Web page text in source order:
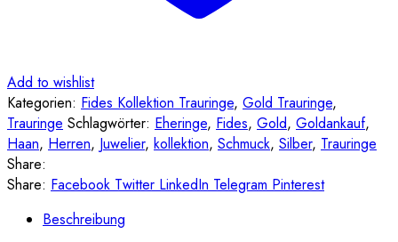
Add to wishlist
Kategorien: Fides Kollektion Trauringe, Gold Trauringe,
Trauringe Schlagwörter: Eheringe, Fides, Gold, Goldankauf,
Haan, Herren, Juwelier, kollektion, Schmuck, Silber, Trauringe
Share:
Share: Facebook Twitter LinkedIn Telegram Pinterest
Beschreibung